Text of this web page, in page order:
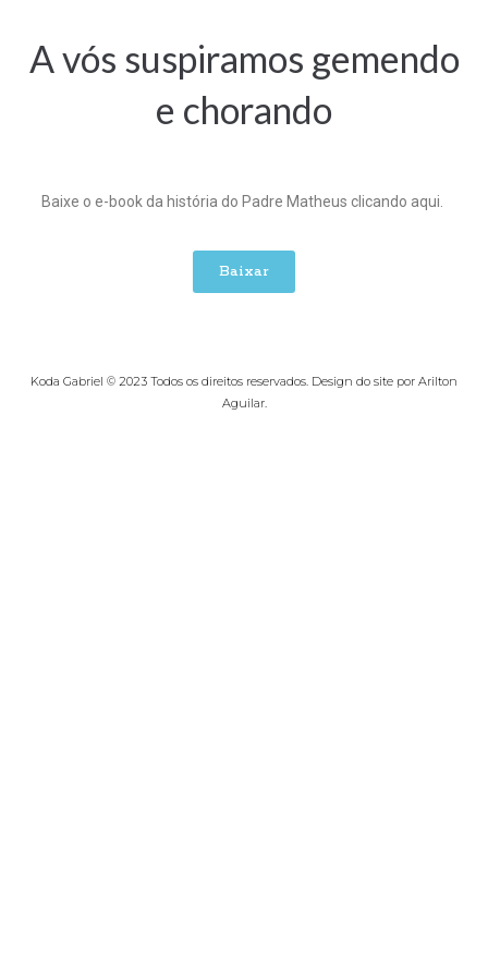
A vós suspiramos gemendo
e chorando
Baixe o e-book da história do Padre Matheus clicando aqui.
Baixar
Koda Gabriel © 2023 Todos os direitos reservados. Design do site por Arilton
Aguilar.